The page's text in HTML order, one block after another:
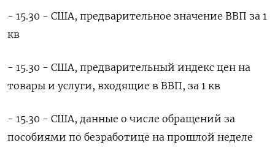
- 15.30 - США, предварительное значение ВВП за 1
кв
- 15.30 - США, предварительный индекс цен на
товары и услуги, входящие в ВВП, за 1 кв
- 15.30 - США, данные о числе обращений за
пособиями по безработице на прошлой неделе